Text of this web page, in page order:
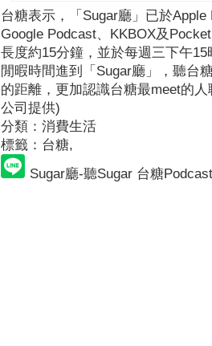
台糖表示，「Sugar廳」已於
Google Podcast、KKBOX及
長度約15分鐘，並於每週三下午
閒暇時間進到「Sugar廳」，聽台
的距離，更加認識台糖最meet的
公司提供)
分類：消費生活
標籤：台糖,
Sugar廳-聽Sugar 台糖